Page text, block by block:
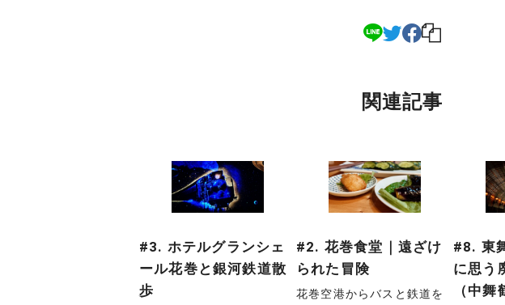
関連記事
#3. ホテルグランシェ
ール花巻と銀河鉄道散
歩
#2. 花巻食堂｜遠ざけ
られた冒険
花巻空港からバスと鉄道を
#8. 東
に思う
（中舞